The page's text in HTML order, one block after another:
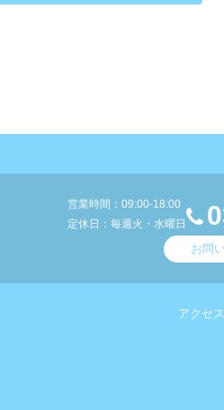
営業時間：09:00-18:00
定休日：毎週火・水曜日
お問
アクセ